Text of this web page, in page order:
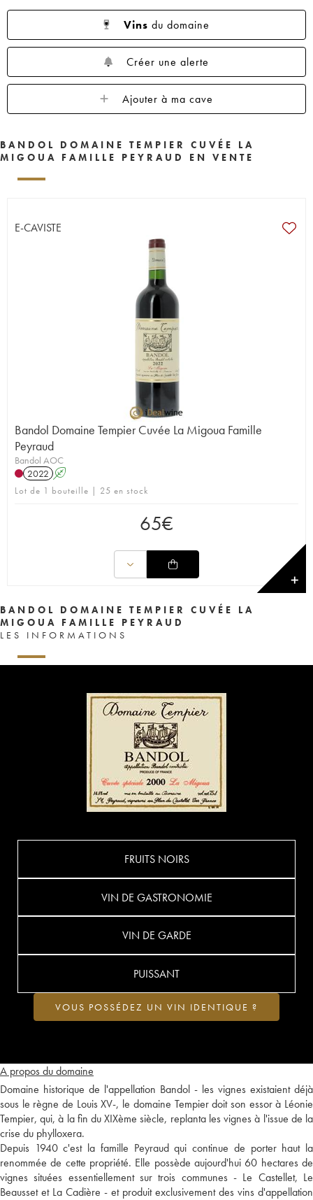
Vins du domaine
Créer une alerte
Ajouter à ma cave
BANDOL DOMAINE TEMPIER CUVÉE LA
MIGOUA FAMILLE PEYRAUD EN VENTE
E-CAVISTE
Bandol Domaine Tempier Cuvée La Migoua Famille
Peyraud
Bandol AOC
2022 A
Lot de 1 bouteille | 25 en stock
65€
✕
BANDOL DOMAINE TEMPIER CUVÉE LA
MIGOUA FAMILLE PEYRAUD
LES INFORMATIONS
A propos du domaine
Domaine historique de l'appellation Bandol - les vignes existaient déjà
sous le règne de Louis XV-, le domaine Tempier doit son essor à Léonie
Tempier, qui, à la fin du XIXème siècle, replanta les vignes à l'issue de la
crise du phylloxera.
Depuis 1940 c'est la famille Peyraud qui continue de porter haut la
renommée de cette propriété. Elle possède aujourd'hui 60 hectares de
vignes situées essentiellement sur trois communes - Le Castellet, Le
Beausset et La Cadière - et produit exclusivement des vins d'appellation
FRUITS NOIRS
VIN DE GASTRONOMIE
VIN DE GARDE
PUISSANT
VOUS POSSÉDEZ UN VIN IDENTIQUE ?